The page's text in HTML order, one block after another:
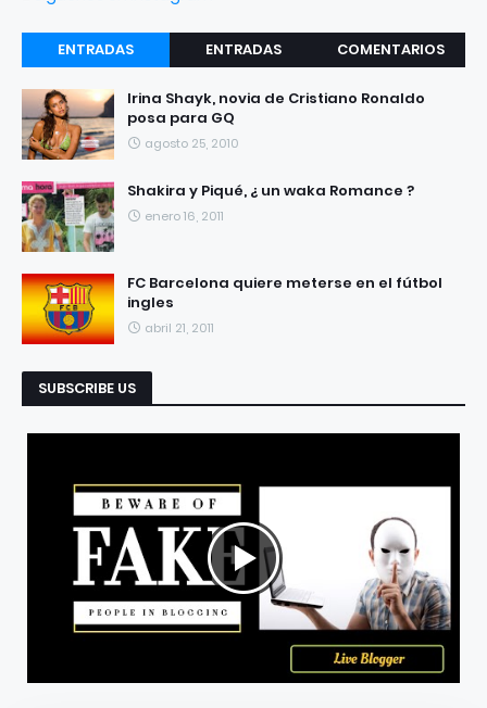
ENTRADAS
RECIENTES
ENTRADAS
COMENTARIOS
Irina Shayk, novia de Cristiano Ronaldo
posa para GQ
agosto 25, 2010
Shakira y Piqué, ¿ un waka Romance ?
enero 16, 2011
FC Barcelona quiere meterse en el fútbol
ingles
abril 21, 2011
SUBSCRIBE US